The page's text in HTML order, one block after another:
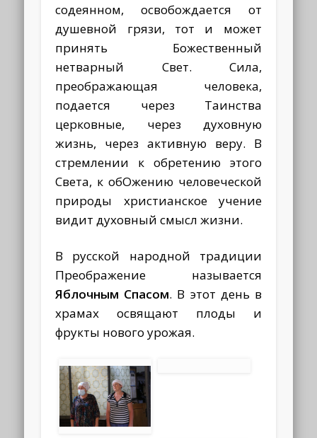
содеянном, освобождается от
душевной грязи, тот и может
принять Божественный
нетварный Свет. Сила,
преображающая человека,
подается через Таинства
церковные, через духовную
жизнь, через активную веру. В
стремлении к обретению этого
Света, к обОжению человеческой
природы христианское учение
видит духовный смысл жизни.
В русской народной традиции
Преображение называется
Яблочным Спасом. В этот день в
храмах освящают плоды и
фрукты нового урожая.